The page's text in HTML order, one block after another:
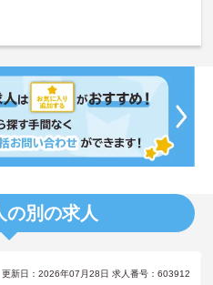
の別の求人
更新日：2026年07月28日 求人番号：603912